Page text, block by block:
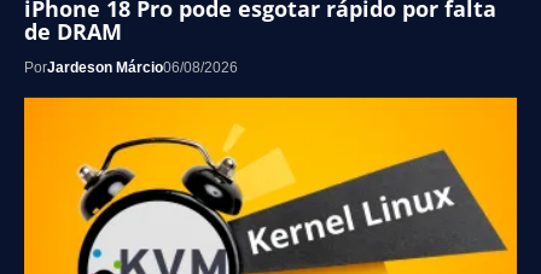
iPhone 18 Pro pode esgotar rápido por falta
de DRAM
PorJardeson Márcio06/08/2026